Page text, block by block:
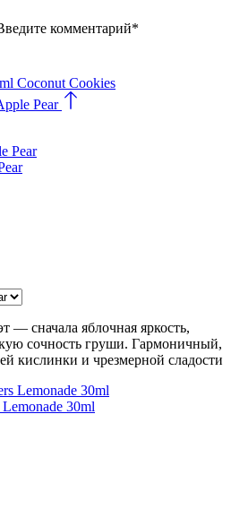
комментарий*
Coconut Cookies
Pear
— сначала яблочная яркость,
сочность груши. Гармоничный,
кислинки и чрезмерной сладости
30ml